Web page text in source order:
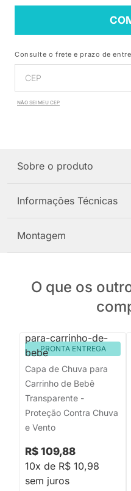
Consulte o frete e prazo de
NÃO SEI MEU CEP
Sobre o produto
Informações Técnicas
Montagem
O que os
PRONTA ENTREGA
Capa de Chuva para
Carrinho de Bebê
Transparente -
Proteção Contra Chuva
e Vento
R$ 109,88
10x de R$ 10,98
sem juros